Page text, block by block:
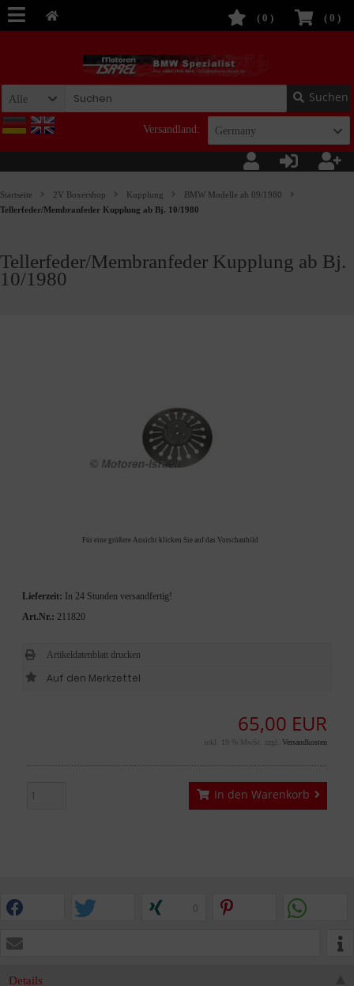
( 0 )
( 0 )
Alle Suchen
Versandland: Germany
Startseite 2V Boxershop Kupplung
BMW Modelle ab 09/1980
Tellerfeder/Membranfeder Kupplung ab Bj. 10/1980
Tellerfeder/Membranfeder Kupplung ab Bj.
10/1980
Für eine größere Ansicht klicken Sie auf das Vorschaubild
65,00 EUR
inkl. 19 % MwSt. zzgl. Versandkosten
In den Warenkorb
Lieferzeit:
In 24 Stunden versandfertig!
Art.Nr.: 211820
Artikeldatenblatt drucken
0
Details